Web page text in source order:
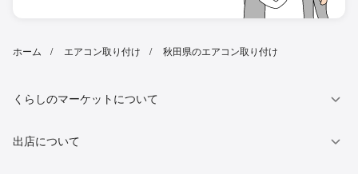
ホーム エアコン取り付け 秋田県のエアコン取り付け
くらしのマーケットについて
出店について